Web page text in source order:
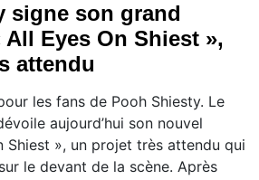
signe son grand
Eyes On Shiest »,
attendu
les fans de Pooh Shiesty. Le
aujourd’hui son nouvel
Shiest », un projet très attendu qui
le devant de la scène. Après